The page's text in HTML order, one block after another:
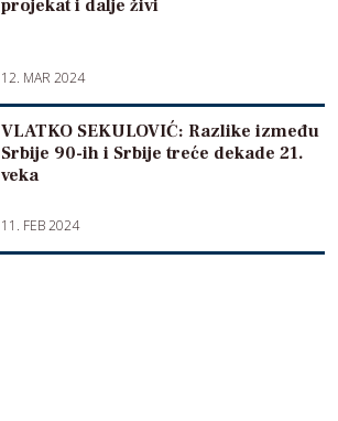
projekat i dalje živi
12. MAR 2024
VLATKO SEKULOVIĆ: Razlike između
Srbije 90-ih i Srbije treće dekade 21.
veka
11. FEB 2024